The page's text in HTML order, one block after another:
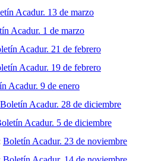
Acadur. 13 de marzo
Acadur. 1 de marzo
Acadur. 21 de febrero
Acadur. 19 de febrero
Acadur. 9 de enero
Boletín Acadur. 28 de diciembre
Acadur. 5 de diciembre
Boletín Acadur. 23 de noviembre